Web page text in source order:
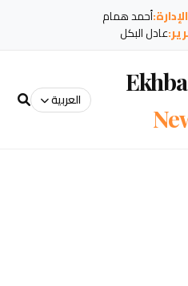
أحمد همام
عادل البكل
العربية